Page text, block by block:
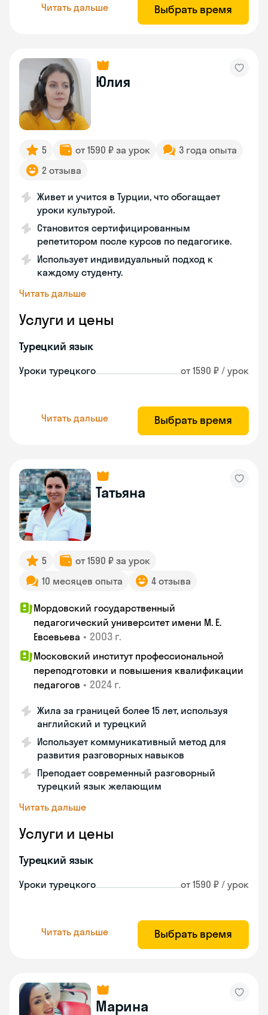
Читать дальше Выбрать время
Юлия
5 от 1590 ₽ за урок
3 года опыта
2 отзыва
Живет и учится в Турции, что обогащает
уроки культурой.
Становится сертифицированным
репетитором после курсов по педагогике.
Использует индивидуальный подход к
каждому студенту.
Читать дальше
Услуги и цены
Турецкий язык
Уроки турецкого от 1590 ₽ / урок
Читать дальше Выбрать время
Татьяна
5
от 1590 ₽ за урок
10 месяцев опыта
4 отзыва
Мордовский государственный
педагогический университет имени М. Е.
Евсевьева • 2003 г.
Московский институт профессиональной
переподготовки и повышения квалификации
педагогов • 2024 г.
Жила за границей более 15 лет, используя
английский и турецкий
Использует коммуникативный метод для
развития разговорных навыков
Преподает современный разговорный
турецкий язык желающим
Читать дальше
Услуги и цены
Турецкий язык
Уроки турецкого от 1590 ₽ / урок
Читать дальше Выбрать время
Марина